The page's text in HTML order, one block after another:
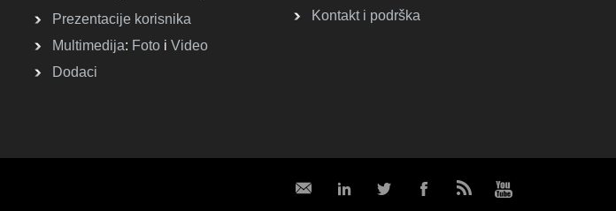
Prezentacije korisnika
Multimedija: Foto i Video
Dodaci
Kontakt i podrška